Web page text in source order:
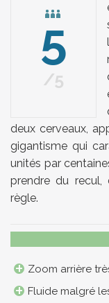
5
5
deux cerveaux,
gigantisme qui
unités par
prendre du recul,
règle.
Zoom arrière
Fluide malgré